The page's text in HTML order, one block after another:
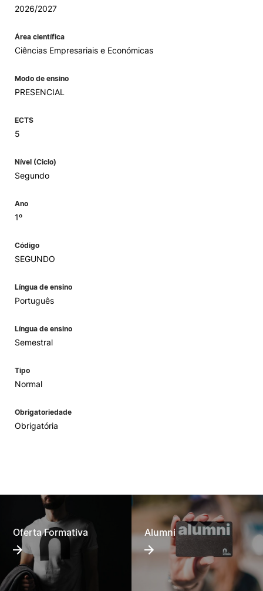
2026/2027
Área científica
Ciências Empresariais e Económicas
Modo de ensino
PRESENCIAL
ECTS
5
Nível (Ciclo)
Segundo
Ano
1º
Código
SEGUNDO
Língua de ensino
Português
Língua de ensino
Semestral
Tipo
Normal
Obrigatoriedade
Obrigatória
Oferta Formativa Alumni